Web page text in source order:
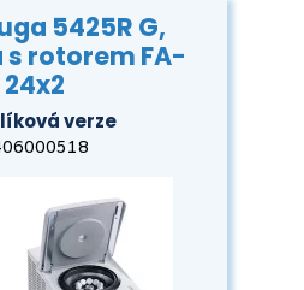
5425R G,
rotorem FA-
24x2
verze